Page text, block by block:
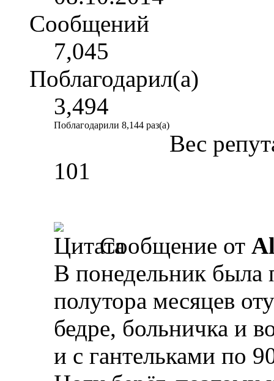
Сообщений
7,045
Поблагодарил(а)
3,494
Поблагодарили 8,144 раз(а)
Вес
101
Сообщение от
В понедельник была
полутора месяцев
бедре, больничка и
и с гантельками по